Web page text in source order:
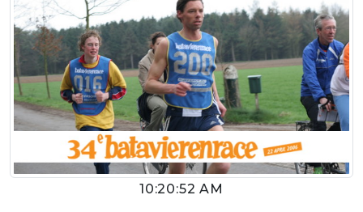
10:20:52 AM